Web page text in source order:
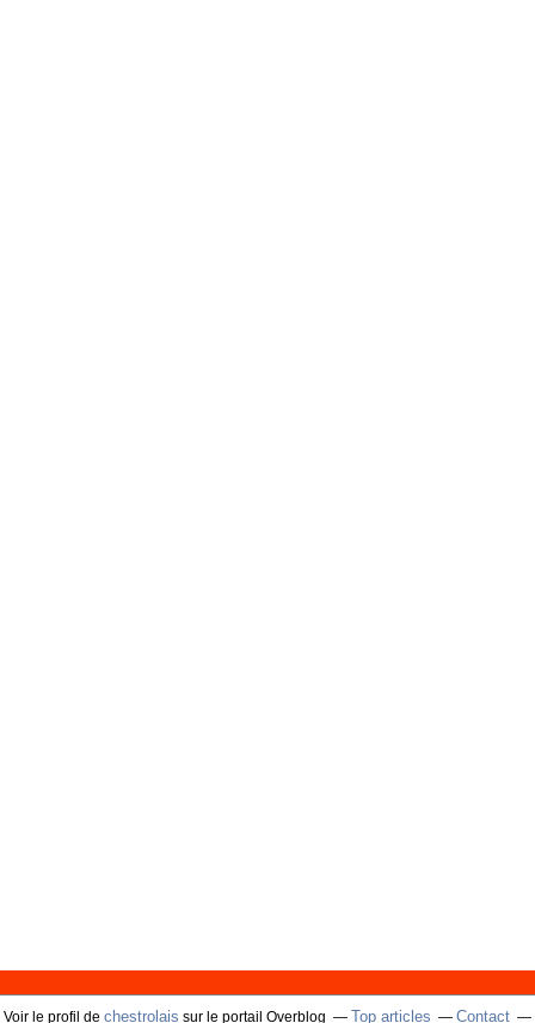
Voir le profil de chestrolais sur le portail Overblog Top articles Contact